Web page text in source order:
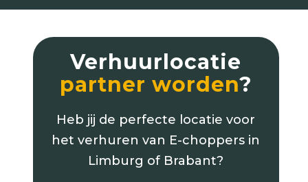
Verhuurlocatie
partner worden?
Heb jij de perfecte locatie voor
het verhuren van E-choppers in
Limburg of Brabant?